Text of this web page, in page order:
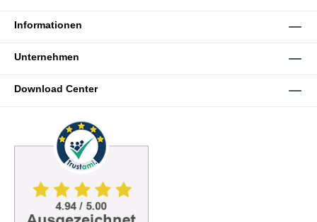
Informationen
Unternehmen
Download Center